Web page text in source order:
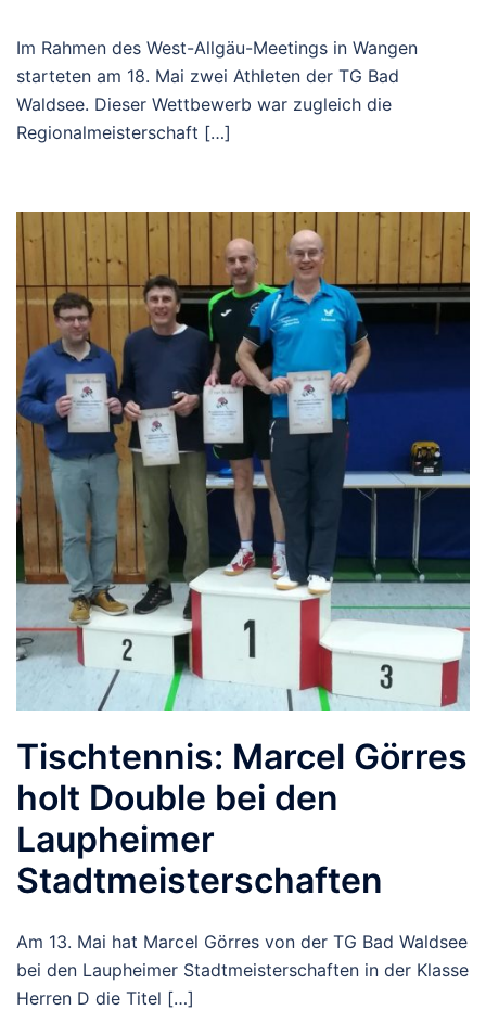
Im Rahmen des West-Allgäu-Meetings in Wangen
starteten am 18. Mai zwei Athleten der TG Bad
Waldsee. Dieser Wettbewerb war zugleich die
Regionalmeisterschaft […]
Tischtennis: Marcel Görres
holt Double bei den
Laupheimer
Stadtmeisterschaften
Am 13. Mai hat Marcel Görres von der TG Bad Waldsee
bei den Laupheimer Stadtmeisterschaften in der Klasse
Herren D die Titel […]